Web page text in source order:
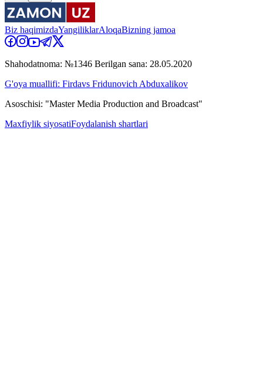
Biz haqimizdaYangiliklarAloqaBizning jamoa
Shahodatnoma: №1346 Berilgan sana: 28.05.2020
G'oya muallifi: Firdavs Fridunovich Abduxalikov
Asoschisi: "Master Media Production and Broadcast"
Maxfiylik siyosatiFoydalanish shartlari